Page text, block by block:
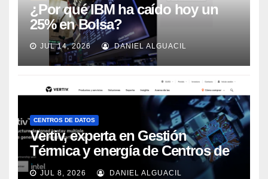
¿Por qué IBM ha caído hoy un
25% en Bolsa?
JUL 14, 2026 DANIEL ALGUACIL
CENTROS DE DATOS
Vertiv, experta en Gestión
Térmica y energía de Centros de
Datos, sigue su crecimiento
JUL 8, 2026 DANIEL ALGUACIL